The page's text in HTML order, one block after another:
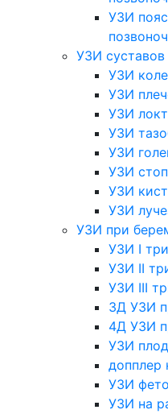
УЗИ
УЗИ суставов
УЗИ
УЗИ
УЗИ
УЗИ
УЗИ
УЗИ
УЗИ
УЗИ
УЗИ при
УЗИ I
УЗИ II
УЗИ III
3Д УЗИ
4Д УЗИ
УЗИ
допплер
УЗИ
УЗИ на